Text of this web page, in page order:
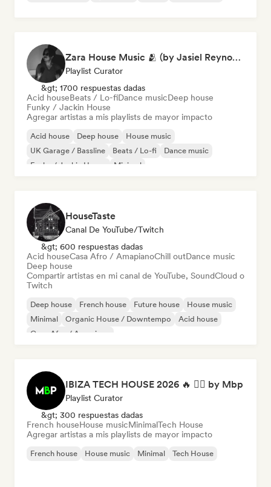
Zara House Music 🫂 (by Jasiel Reynoso)
Playlist Curator
&gt; 1700 respuestas dadas
Acid houseBeats / Lo-fiDance musicDeep house
Funky / Jackin House
Agregar artistas a mis playlists de mayor impacto
Acid house Deep house
House music
UK Garage / Bassline
Beats / Lo-fi
Dance music
Funky / Jackin House
Minimal
HouseTaste
Canal De YouTube/Twitch
&gt; 600 respuestas dadas
Acid houseCasa Afro / AmapianoChill outDance music
Deep house
Compartir artistas en mi canal de YouTube, SoundCloud o
Twitch
Deep house French house Future house
House music
Minimal
Organic House / Downtempo
Acid house
Casa Afro / Amapiano
IBIZA TECH HOUSE 2026 🔥 😮‍💨 by Mbp
Playlist Curator
&gt; 300 respuestas dadas
French houseHouse musicMinimalTech House
Agregar artistas a mis playlists de mayor impacto
French house House music Minimal Tech House